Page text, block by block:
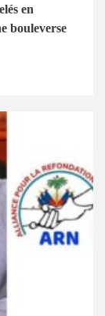
en
bouleverse